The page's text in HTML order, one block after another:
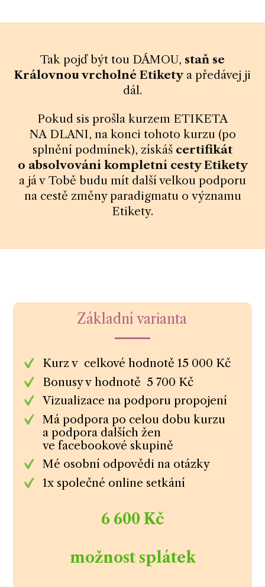
Tak pojď být tou DÁMOU, staň se
Královnou vrcholné Etikety a předávej ji
dál.
Pokud sis prošla kurzem ETIKETA
NA DLANI, na konci tohoto kurzu (po
splnění podmínek), získáš certifikát
o absolvování kompletní cesty Etikety
a já v Tobě budu mít další velkou podporu
na cestě změny paradigmatu o významu
Etikety.
Základní varianta
Kurz v celkové hodnotě 15 000 Kč
Bonusy v hodnotě 5 700 Kč
Vizualizace na podporu propojení
Má podpora po celou dobu kurzu
a podpora dalších žen
ve facebookové skupině
Mé osobní odpovědi na otázky
1x společné online setkání
6 600 Kč
možnost splátek